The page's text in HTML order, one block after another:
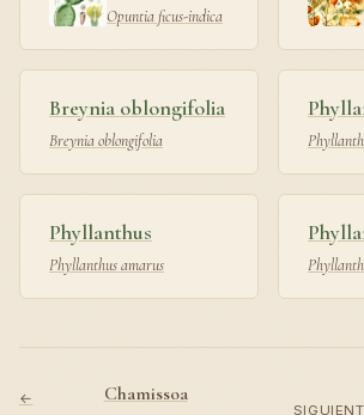
Opuntia ficus-indica
Breynia oblongifolia
Breynia oblongifolia
Phyllanthus
Phyllanthus amarus
←
Chamissoa